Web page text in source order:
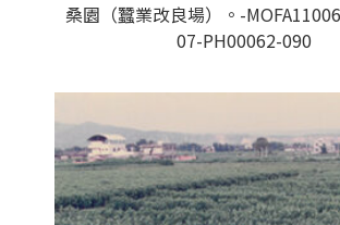
桑園（蠶業改良場）。-
07-PH00062-090